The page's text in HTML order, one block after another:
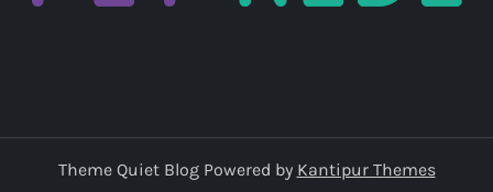
Theme Quiet Blog Powered by Kantipur Themes